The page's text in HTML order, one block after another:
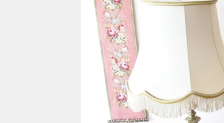
nord
wahrheit
verlag
verlag
veranstaltungen